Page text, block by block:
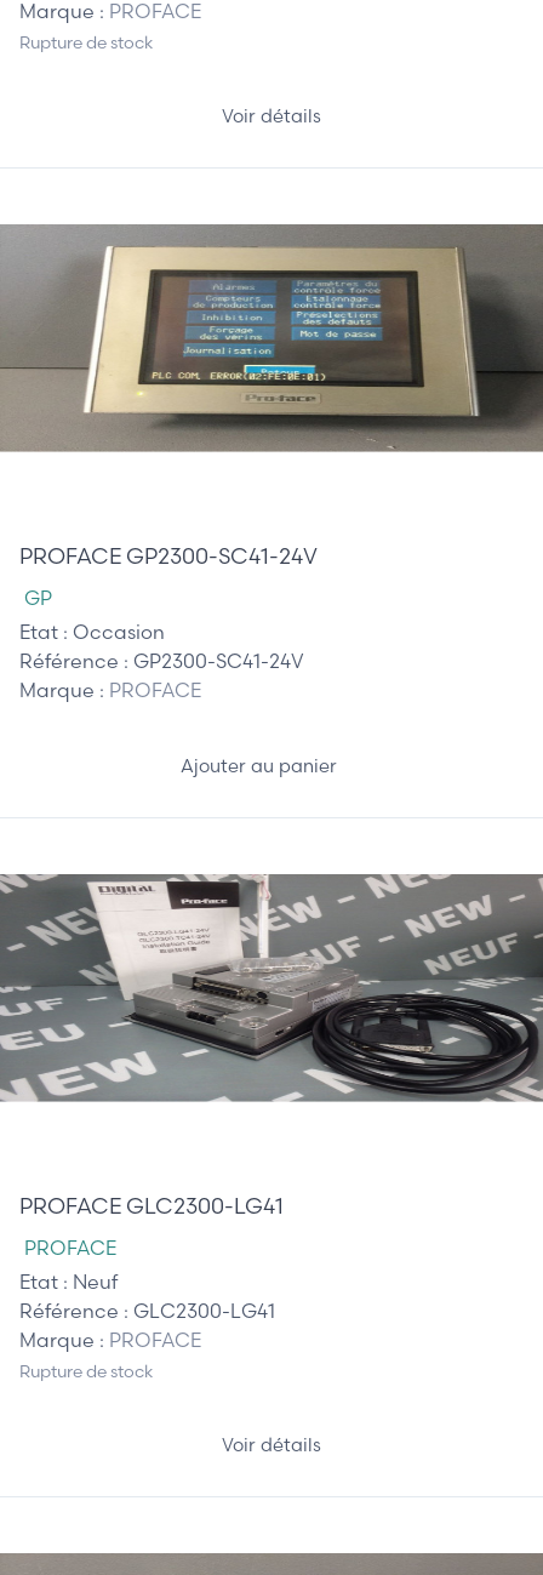
Marque : PROFACE
Rupture de stock
Voir détails
PROFACE GP2300-SC41-24V
GP
Etat : Occasion
Référence : GP2300-SC41-24V
Marque : PROFACE
Ajouter au panier
PROFACE GLC2300-LG41
PROFACE
Etat : Neuf
Référence : GLC2300-LG41
Marque : PROFACE
Rupture de stock
Voir détails